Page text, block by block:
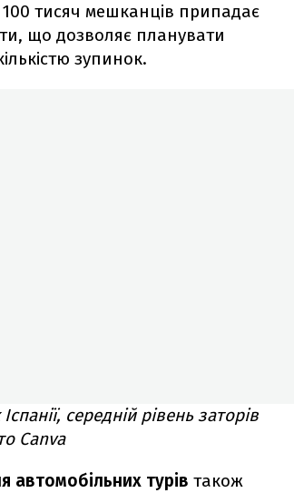
тисяч мешканців припадає
що дозволяє планувати
зупинок.
середній рівень заторів
Canva
автомобільних турів також